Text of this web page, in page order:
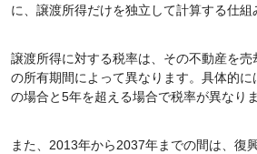
に、譲渡所得だけを独立して計算する仕組
譲渡所得に対する税率は、その不動産を
の所有期間によって異なります。具体的
の場合と5年を超える場合で税率が異なりま
また、2013年から2037年までの間は、復